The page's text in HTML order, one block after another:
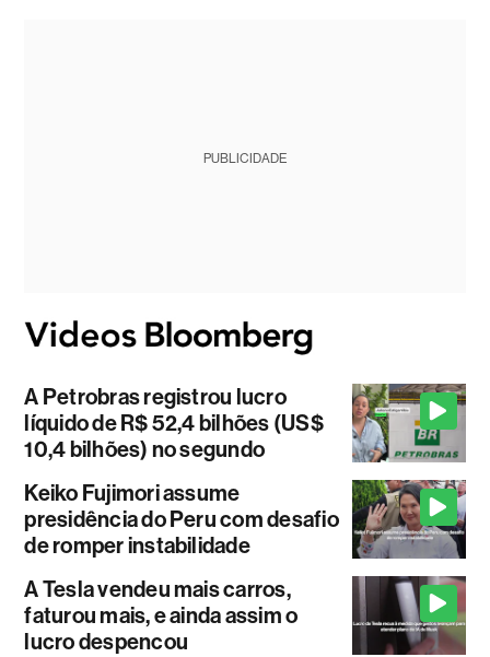
PUBLICIDADE
A Petrobras registrou lucro
líquido de R$ 52,4 bilhões (US$
10,4 bilhões) no segundo
Keiko Fujimori assume
presidência do Peru com desafio
de romper instabilidade
A Tesla vendeu mais carros,
faturou mais, e ainda assim o
lucro despencou